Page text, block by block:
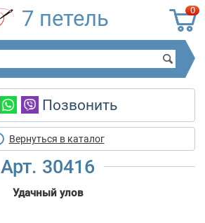
0
7 петель
Позвонить
Вернуться в каталог
Арт. 30416
Удачный улов